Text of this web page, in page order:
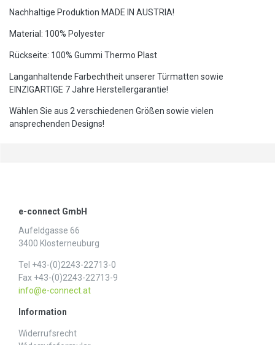
Nachhaltige Produktion MADE IN AUSTRIA!
Material: 100% Polyester
Rückseite: 100% Gummi Thermo Plast
Langanhaltende Farbechtheit unserer Türmatten sowie
EINZIGARTIGE 7 Jahre Herstellergarantie!
Wählen Sie aus 2 verschiedenen Größen sowie vielen
ansprechenden Designs!
e-connect GmbH
Aufeldgasse 66
3400 Klosterneuburg
Tel +43-(0)2243-22713-0
Fax +43-(0)2243-22713-9
info@e-connect.at
Information
Widerrufs­recht